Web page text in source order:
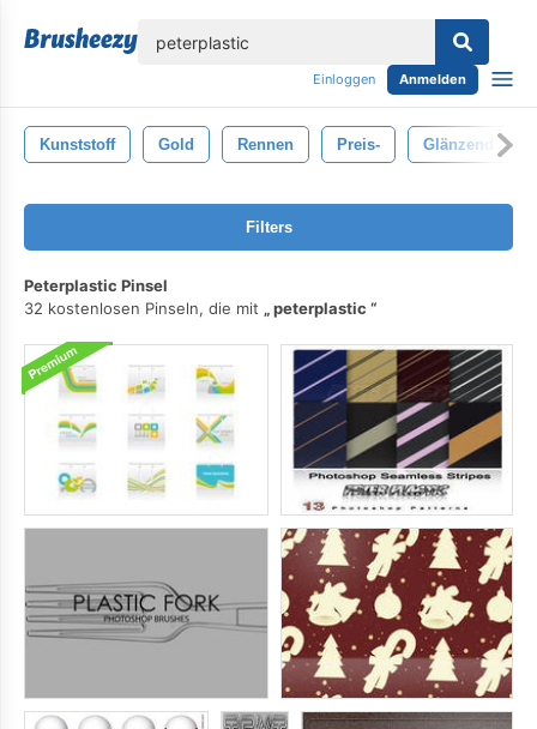
Einloggen Anmelden
Kunststoff Gold Rennen Preis- Glänzend
Filters
Peterplastic Pinsel
32 kostenlosen Pinseln, die mit
peterplastic